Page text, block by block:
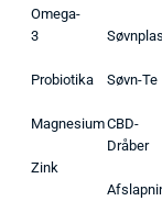
Omega-
3
Probiotika
Magnesium
Zink
Søvn-Te
CBD-
Dråber